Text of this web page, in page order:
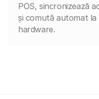
POS, sincronizează
și comută automat
hardware.